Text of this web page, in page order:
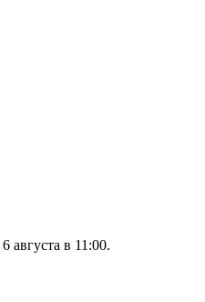
6 августа в 11:00.